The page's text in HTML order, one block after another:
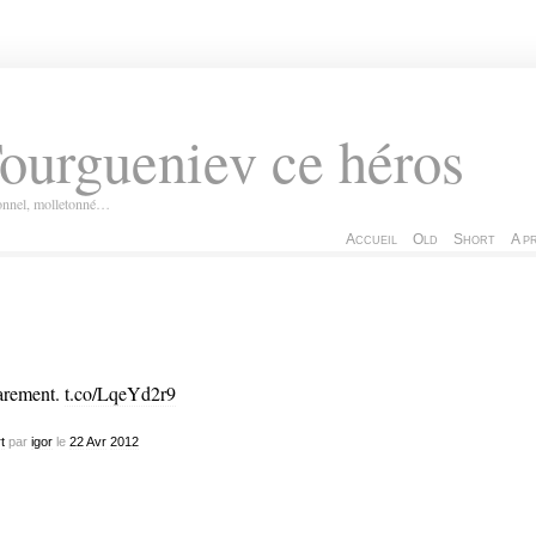
ce héros
molletonné…
Accueil Old Short A
t.co/LqeYd2r9
par igorle 22 Avr 2012